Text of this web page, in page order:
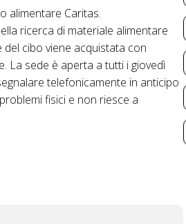
alimentare Caritas.
ricerca di materiale alimentare
cibo viene acquistata con
La sede è aperta a tutti i giovedì
telefonicamente in anticipo
fisici e non riesce a